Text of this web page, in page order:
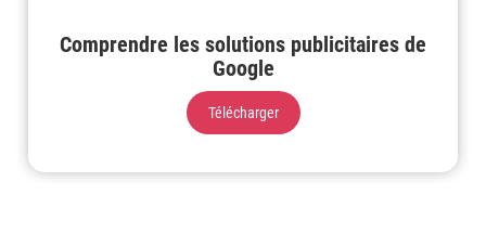
Comprendre les solutions publicitaires de
Google
Télécharger